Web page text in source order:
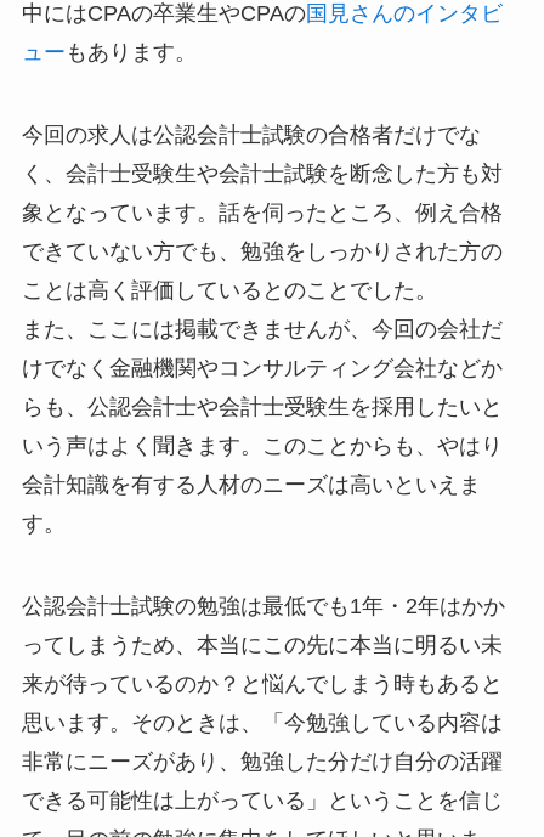
中にはCPAの卒業生やCPAの国見さんのインタビ
ュー もあります。
今回の求人は公認会計士試験の合格者だけでな
く、会計士受験生や会計士試験を断念した方も対
象となっています。話を伺ったところ、例え合格
できていない方でも、 勉強をしっかりされた方の
ことは高く評価している とのことでした。
また、ここには掲載できませんが、今回の会社だ
けでなく金融機関やコンサルティング会社などか
らも、公認会計士や会計士受験生を採用したいと
いう声はよく聞きます。このことからも、やはり
会計知識を有する人材のニーズは高い といえま
す。
公認会計士試験の勉強は最低でも1年・2年はかか
ってしまうため、本当にこの先に本当に明るい未
来が待っているのか？と悩んでしまう時もあると
思います。そのときは、
「今勉強している内容は
非常にニーズがあり、勉強した分だけ自分の活躍
できる可能性は上がっている」
ということを信じ